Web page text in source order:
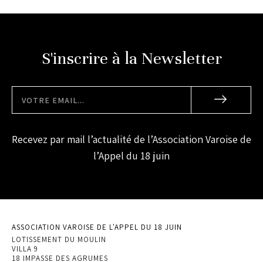
S'inscrire à la Newsletter
Recevez par mail l’actualité de l’Association Varoise de
l’Appel du 18 juin
ASSOCIATION VAROISE DE L'APPEL DU 18 JUIN
LOTISSEMENT DU MOULIN
VILLA 9
18 IMPASSE DES AGRUMES